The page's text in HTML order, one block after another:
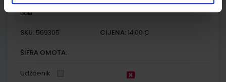
Nakladnik:PROFIL KLETT d.o.o. Registarski broj ministarstva:7481-
DOM
SKU: 569305 CIJENA: 14,00 €
ŠIFRA OMOTA:
Udžbenik